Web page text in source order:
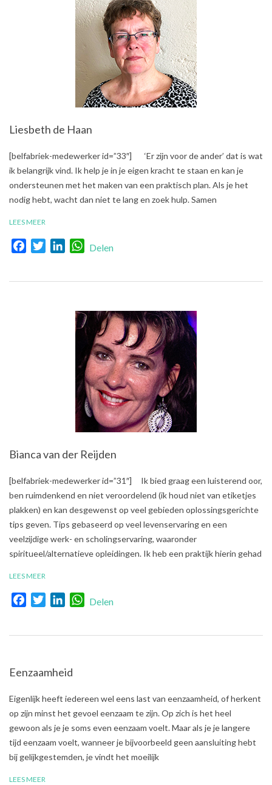
Liesbeth de Haan
2018-
09-
[belfabriek-medewerker id=”33″] ‘Er zijn voor de ander’ dat is wat
ik belangrijk vind. Ik help je in je eigen kracht te staan en kan je
ondersteunen met het maken van een praktisch plan. Als je het
nodig hebt, wacht dan niet te lang en zoek hulp. Samen
LEES MEER
FacebookTwitterLinkedInWhatsApp
Delen
Bianca van der Reijden
2018-
08-
23
[belfabriek-medewerker id=”31″] Ik bied graag een luisterend oor,
ben ruimdenkend en niet veroordelend (ik houd niet van etiketjes
plakken) en kan desgewenst op veel gebieden oplossingsgerichte
tips geven. Tips gebaseerd op veel levenservaring en een
veelzijdige werk- en scholingservaring, waaronder
spiritueel/alternatieve opleidingen. Ik heb een praktijk hierin gehad
LEES MEER
FacebookTwitterLinkedInWhatsApp
Delen
Eenzaamheid
2018-
Eigenlijk heeft iedereen wel eens last van eenzaamheid, of herkent
op zijn minst het gevoel eenzaam te zijn. Op zich is het heel
gewoon als je je soms even eenzaam voelt. Maar als je je langere
tijd eenzaam voelt, wanneer je bijvoorbeeld geen aansluiting hebt
bij gelijkgestemden, je vindt het moeilijk
LEES MEER